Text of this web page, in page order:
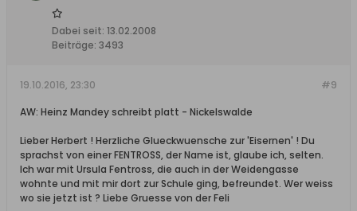
Dabei seit: 13.02.2008
Beiträge: 3493
#9
19.10.2016, 23:30
AW: Heinz Mandey schreibt platt - Nickelswalde
Lieber Herbert ! Herzliche Glueckwuensche zur 'Eisernen' ! Du
sprachst von einer FENTROSS, der Name ist, glaube ich, selten.
Ich war mit Ursula Fentross, die auch in der Weidengasse
wohnte und mit mir dort zur Schule ging, befreundet. Wer weiss
wo sie jetzt ist ? Liebe Gruesse von der Feli